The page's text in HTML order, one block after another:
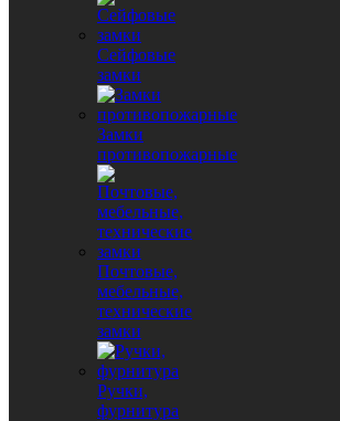
Сейфовые
замки
Замки
противопожарные
Почтовые,
мебельные,
технические
замки
Ручки,
фурнитура